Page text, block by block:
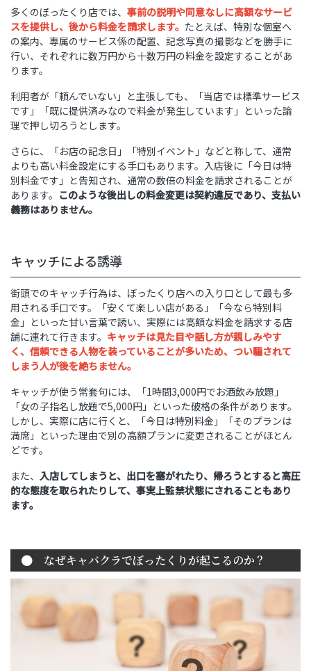
多くのぼったくり店では、 事前の説明や同意なしに高額なサービ
スを提供し、後から料金を請求します。 たとえば、特別な個室へ
の案内、専属のサービス係の配置、記念写真の撮影などを勝手に
行い、それぞれに数万円から十数万円の料金を設定することがあ
ります。
利用者が「頼んでいない」と主張しても、「当店では標準サービス
です」「既に提供済みなので料金が発生しています」といった論
理で押し切ろうとします。
さらに、「お店の記念日」「特別イベント」などと称して、通常
よりも高い料金設定にする手口もあります。入店後に「今日は特
別料金です」と告知され、通常の数倍の料金を請求されることが
あります。 このような後出しの料金変更は契約違反であり、支払い
義務はありません。
キャッチによる誘導
街頭でのキャッチ行為は、ぼったくり店への入り口として最も多
用される手口です。「安くて楽しい店がある」「今なら特別料
金」といった甘い言葉で誘い、実際には高額な料金を請求する店
舗に連れて行きます。 キャッチは見た目や話し方が親しみやす
く、信頼できる人物を装っていることが多いため、つい騙されて
しまう人が後を絶ちません。
キャッチが使う常套句には、「1時間3,000円でお酒飲み放題」
「女の子指名し放題で5,000円」といった破格の条件があります。
しかし、実際に店に行くと、「今日は特別料金」「そのプランは
満席」といった理由で別の高額プランに変更されることがほとん
どです。
また、 入店してしまうと、出口を塞がれたり、帰ろうとすると高圧
的な態度を取られたりして、事実上監禁状態にされることもあり
ます。
なぜキャバクラでぼったくりが起こるのか？